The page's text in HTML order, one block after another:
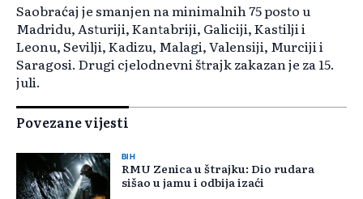
Saobraćaj je smanjen na minimalnih 75 posto u
Madridu, Asturiji, Kantabriji, Galiciji, Kastilji i
Leonu, Sevilji, Kadizu, Malagi, Valensiji, Murciji i
Saragosi. Drugi cjelodnevni štrajk zakazan je za 15.
juli.
Povezane vijesti
BIH
RMU Zenica u štrajku: Dio rudara
sišao u jamu i odbija izaći